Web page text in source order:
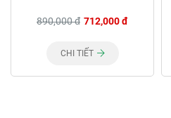
890,000 đ 712,000 đ
CHI TIẾT